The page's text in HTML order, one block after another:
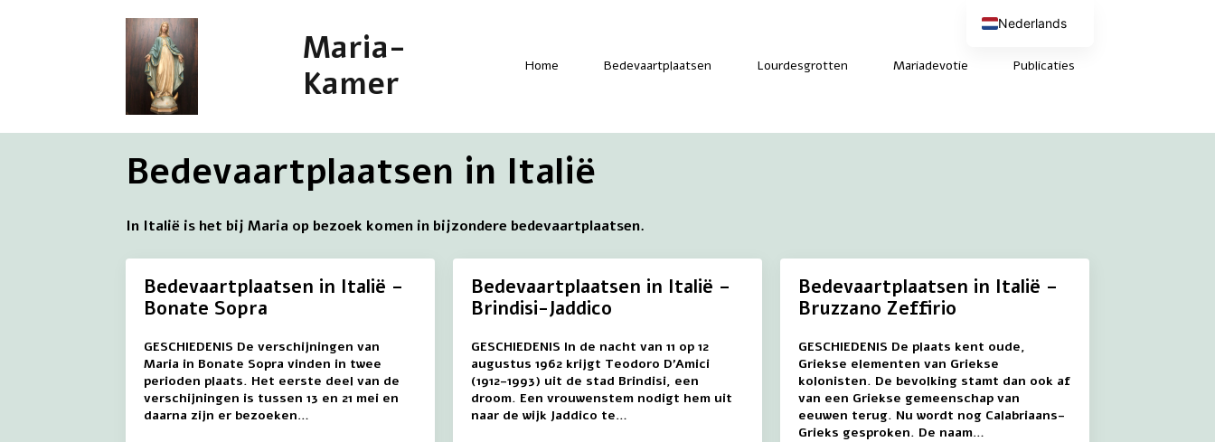
Maria-
Kamer
Home Bedevaartplaatsen Lourdesgrotten Mariadevotie Publicaties
Bedevaartplaatsen in Italië
In Italië is het bij Maria op bezoek komen in bijzondere bedevaartplaatsen.
Bedevaartplaatsen in Italië –
Bonate Sopra
GESCHIEDENIS De verschijningen van
Maria in Bonate Sopra vinden in twee
perioden plaats. Het eerste deel van de
verschijningen is tussen 13 en 21 mei en
daarna zijn er bezoeken…
Bedevaartplaatsen in Italië –
Brindisi-Jaddico
GESCHIEDENIS In de nacht van 11 op 12
augustus 1962 krijgt Teodoro D’Amici
(1912-1993) uit de stad Brindisi, een
droom. Een vrouwenstem nodigt hem uit
naar de wijk Jaddico te…
Bedevaartplaatsen in Italië –
Bruzzano Zeffirio
GESCHIEDENIS De plaats kent oude,
Griekse elementen van Griekse
kolonisten. De bevolking stamt dan ook af
van een Griekse gemeenschap van
eeuwen terug. Nu wordt nog Calabriaans-
Grieks gesproken. De naam…
Nederlands
Deutsch